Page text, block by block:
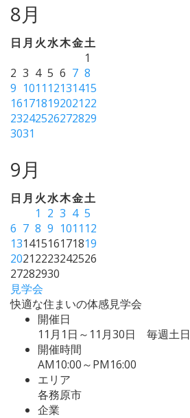
8月
日 月 火水木金土
1
2 3 4 5 6 7 8
9 1011 12131415
16171819202122
23242526272829
3031
9月
日 月 火水木金土
1 2 3 4 5
6 7 8 9 1011 12
13141516171819
20212223242526
27282930
見学会
快適な住まいの体感見学会
開催日
11月1日～11月30日 毎週土日
開催時間
AM10:00～PM16:00
エリア
各務原市
企業